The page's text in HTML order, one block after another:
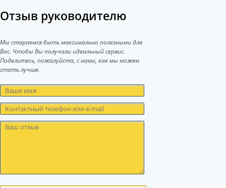
Отзыв руководителю
Мы стараемся быть максимально полезными для
Вас. Чтобы Вы получали идеальный сервис.
Поделитесь, пожалуйста, с нами, как мы можем
стать лучше.